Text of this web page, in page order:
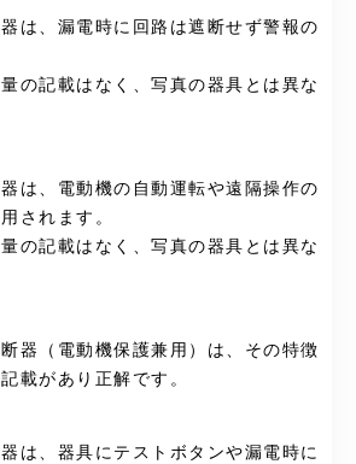
は、漏電時に回路は遮断せず警報の
の記載はなく、写真の器具とは異な
は、電動機の自動運転や遠隔操作の
されます。
の記載はなく、写真の器具とは異な
器（電動機保護兼用）は、その特徴
載があり正解です。
は、器具にテストボタンや漏電時に